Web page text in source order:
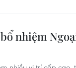
nhiệm